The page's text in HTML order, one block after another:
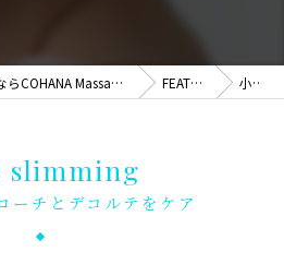
銀座のオイルマッサージならCOHANA Massage Therapy FEATURE 小顔
ーチとデコルテをケア
slimming